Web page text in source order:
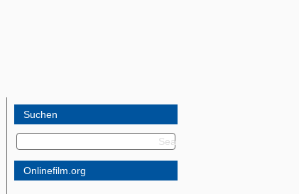
Suchen
Onlinefilm.org